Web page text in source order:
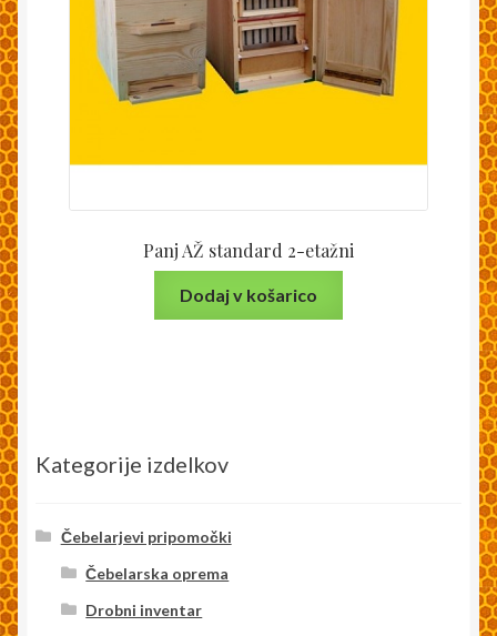
Panj AŽ standard 2-etažni
Dodaj v košarico
Kategorije izdelkov
Čebelarjevi pripomočki
Čebelarska oprema
Drobni inventar